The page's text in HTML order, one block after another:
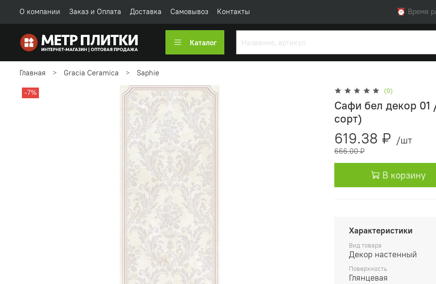
О компании Заказ и Оплата Доставка Самовывоз Контакты ⏰ Время
Каталог
Главная Gracia Ceramica Saphie
-7% (0)
Сафи бел декор
сорт)
619.38 ₽ /шт
666.00 ₽
В корзину
Характеристики
Вид товара
Декор настенный
Поверхность
Глянцевая